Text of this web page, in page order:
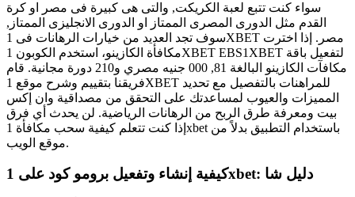
سواء كنت تتبع لعبة الكريكت, والتى هى كبيرة فى مصر او كرة
القدم مثل الدورى المصرى الممتاز او الدورى الانجليزى الممتاز,
سوف تجد العديد من خيارات الرهانات فى 1XBET مصر. إذا اخترت
مكافأة الكازينو، استخدم الكوبون 1XBET EBS1XBET لتفعيل باقة
مكافآت الكازينو البالغة 81, 000 جنيه مصري و210 دورة مجانية. قام
فريقنا بتقييم وشرح موقع 1XBET للمراهنات بالتفصيل مع تحديد
المميزات والعيوب لمساعدتك على التحقق من مصداقية وان إكس
بيت ومعرفة طرق الربح من الرهانات الرياضية. لن يحدث أي فرق
إذا كنت تتعلم كيفية سحب مكافأة 1xbet باستخدام التطبيق بدلاً من
موقع الويب.
كيفية إنشاء وتفعيل برومو كود على 1xbet: دليل شا